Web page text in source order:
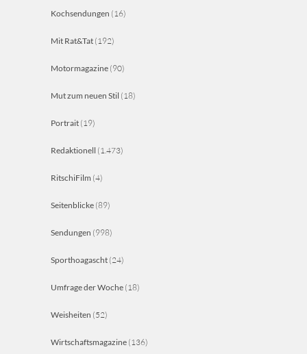
Kochsendungen (16)
Mit Rat&Tat (192)
Motormagazine (90)
Mut zum neuen Stil (18)
Portrait (19)
Redaktionell (1.473)
RitschiFilm (4)
Seitenblicke (89)
Sendungen (998)
Sporthoagascht (24)
Umfrage der Woche (18)
Weisheiten (52)
Wirtschaftsmagazine (136)